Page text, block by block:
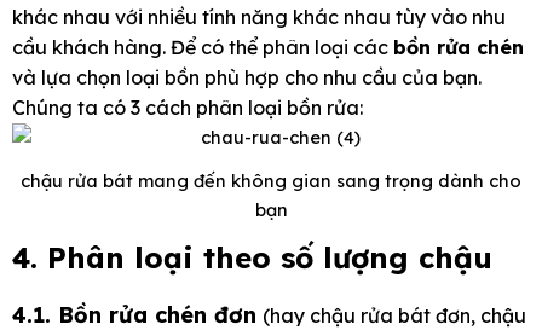
khác nhau với nhiều tính năng khác nhau tùy vào nhu
cầu khách hàng. Để có thể phân loại các bồn rửa chén
và lựa chọn loại bồn phù hợp cho nhu cầu của bạn.
Chúng ta có 3 cách phân loại bồn rửa:
chậu rửa bát mang đến không gian sang trọng dành cho
bạn
4. Phân loại theo số lượng chậu
4.1. Bồn rửa chén đơn (hay chậu rửa bát đơn, chậu